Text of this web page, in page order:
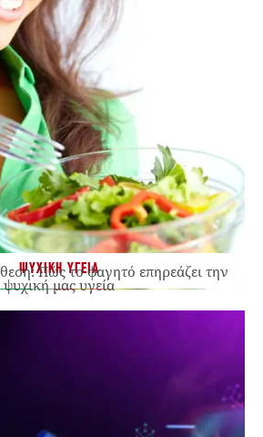
ΨΥΧΙΚΗ ΥΓΕΙΑ
Πώς το φαγητό επηρεάζει την
ψυχική μας υγεία